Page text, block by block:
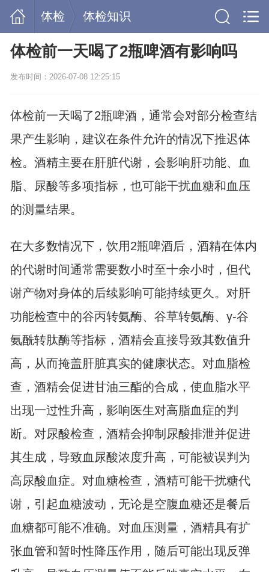
体检 体检知识
体检前一天喝了2瓶啤酒有影响吗
发布时间：2026-07-08 12:25:15
体检前一天喝了2瓶啤酒，通常会对部分检查结
果产生影响，建议在条件允许的情况下推迟体
检。酒精主要在肝脏代谢，会影响肝功能、血
脂、尿酸等多项指标，也可能干扰血糖和血压
的测量结果。
在大多数情况下，饮用2瓶啤酒后，酒精在体内
的代谢时间通常需要数小时至十余小时，但代
谢产物对身体的后续影响可能持续更久。对肝
功能检查中的谷丙转氨酶、谷草转氨酶、γ-谷
氨酰转肽酶等指标，酒精会直接导致其数值升
高，从而掩盖肝脏真实的健康状态。对血脂检
查，酒精会促进甘油三酯的合成，使血脂水平
出现一过性升高，影响医生对高脂血症的判
断。对尿酸检查，酒精会抑制尿酸排泄并促进
其生成，导致血尿酸浓度升高，可能被误判为
高尿酸血症。对血糖检查，酒精可能干扰糖代
谢，引起血糖波动，无论是空腹血糖还是餐后
血糖都可能不准确。对血压测量，酒精具有扩
张血管和暂时性降压作用，随后可能出现反弹